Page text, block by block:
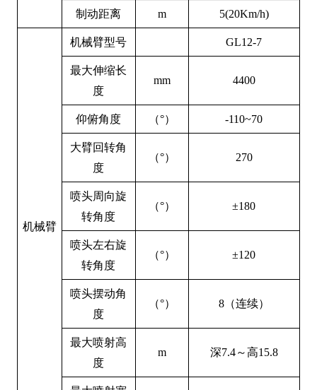
制动距离 m 5(20Km/h)
机械臂
机械臂型号 GL12-7
最大伸缩长
度
mm 4400
仰俯角度 （°） -110~70
大臂回转角
度
（°） 270
喷头周向旋
转角度
（°） ±180
喷头左右旋
转角度
（°） ±120
喷头摆动角
度
（°） 8（连续）
最大喷射高
度
m 深7.4～高15.8